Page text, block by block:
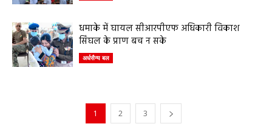
धमाके में घायल सीआरपीएफ अधिकारी विकाश
सिंघल के प्राण बच न सके
अर्धसैन्य बल
1 2 3